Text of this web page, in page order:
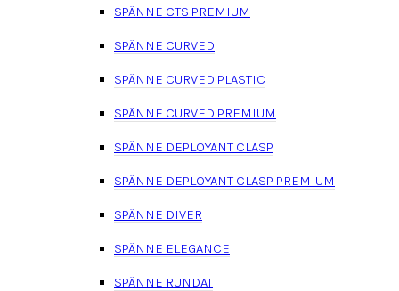
SPÄNNE CTS PREMIUM
SPÄNNE CURVED
SPÄNNE CURVED PLASTIC
SPÄNNE CURVED PREMIUM
SPÄNNE DEPLOYANT CLASP
SPÄNNE DEPLOYANT CLASP PREMIUM
SPÄNNE DIVER
SPÄNNE ELEGANCE
SPÄNNE RUNDAT